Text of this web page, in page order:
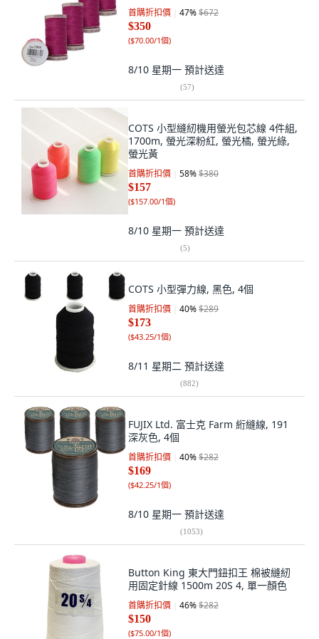
首購折扣價 47%$672
$350
($70.00/1個)
8/10 星期一 預計送達
(57)
COTS 小型縫紉機用螢光包芯線 4件組,
1700m, 螢光深粉紅, 螢光橘, 螢光綠,
螢光黃
首購折扣價 58%$380
$157
($157.00/1個)
8/10 星期一 預計送達
(5)
COTS 小型彈力線, 黑色, 4個
首購折扣價 40%$289
$173
($43.25/1個)
8/11 星期二 預計送達
(882)
FUJIX Ltd. 富士克 Farm 絎縫線, 191
深灰色, 4個
首購折扣價 40%$282
$169
($42.25/1個)
8/10 星期一 預計送達
(1053)
Button King 東大門鈕扣王 棉被縫紉
用固定針線 1500m 20S 4, 單一顏色
首購折扣價 46%$282
$150
($75.00/1個)